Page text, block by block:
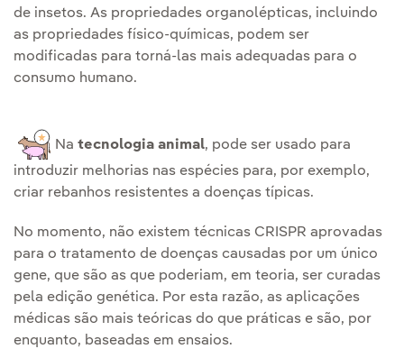
de insetos. As propriedades organolépticas, incluindo
as propriedades físico-químicas, podem ser
modificadas para torná-las mais adequadas para o
consumo humano.
Na tecnologia animal, pode ser usado para
introduzir melhorias nas espécies para, por exemplo,
criar rebanhos resistentes a doenças típicas.
No momento, não existem técnicas CRISPR aprovadas
para o tratamento de doenças causadas por um único
gene, que são as que poderiam, em teoria, ser curadas
pela edição genética. Por esta razão, as aplicações
médicas são mais teóricas do que práticas e são, por
enquanto, baseadas em ensaios.